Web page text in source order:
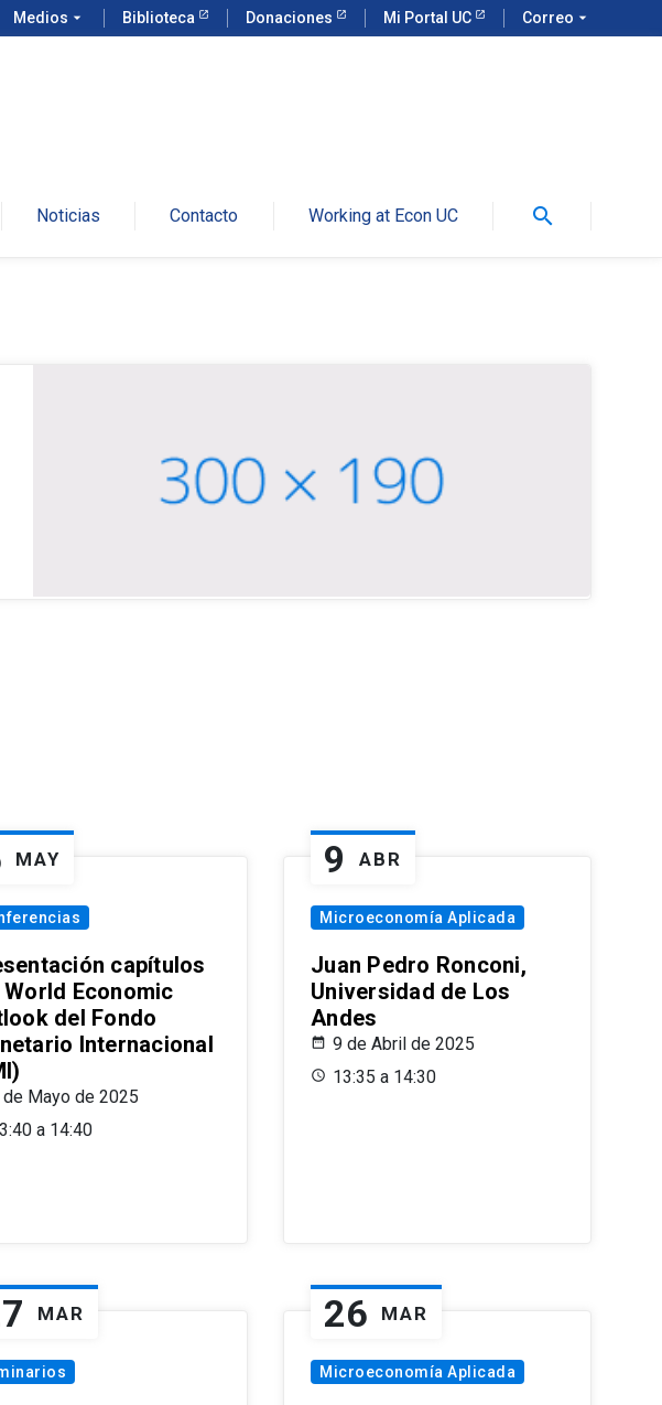
Medios arrow_drop_down Biblioteca Donaciones Mi Portal UC Correo arrow_drop_down
Noticias Contacto Working at Econ UC search
MAY
capítulos
World Economic
del Fondo
Internacional
de Mayo de 2025
a 14:40
9 ABR
Microeconomía Aplicada
Juan Pedro Ronconi,
Universidad de Los
Andes
9 de Abril de 2025
13:35 a 14:30
MAR 26 MAR
Microeconomía Aplicada